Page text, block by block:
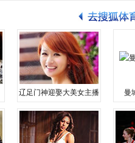
辽足门神迎娶大美女主播 曼